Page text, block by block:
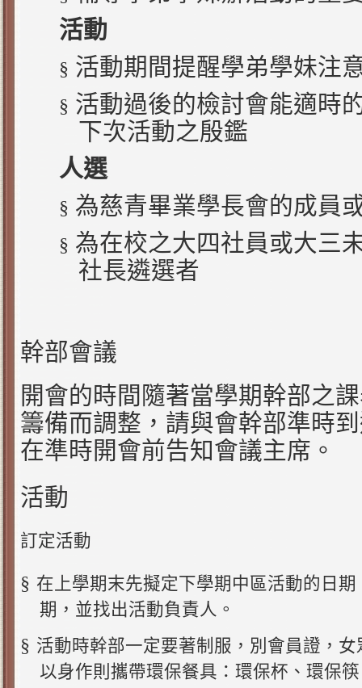
活動
§ 活動期間提醒學弟學妹注
§ 活動過後的檢討會能適時
下次活動之殷鑑
人選
§ 為慈青畢業學長會的成員
§ 為在校之大四社員或大三
社長遴選者
幹部會議
開會的時間隨著當學期幹部之
籌備而調整，請與會幹部準時
在準時開會前告知會議主席。
活動
訂定活動
§ 在上學期末先擬定下學期中區活動的日
期，並找出活動負責人。
§ 活動時幹部一定要著制服，別會員證，
以身作則攜帶環保餐具：環保杯、環保